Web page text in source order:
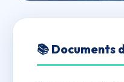
HOTEL DE
📚 Documents